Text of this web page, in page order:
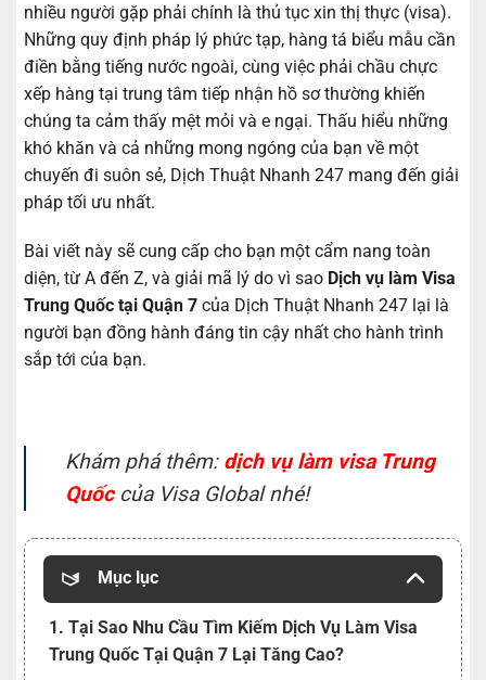
nhiều người gặp phải chính là thủ tục xin thị thực (visa).
Những quy định pháp lý phức tạp, hàng tá biểu mẫu cần
điền bằng tiếng nước ngoài, cùng việc phải chầu chực
xếp hàng tại trung tâm tiếp nhận hồ sơ thường khiến
chúng ta cảm thấy mệt mỏi và e ngại. Thấu hiểu những
khó khăn và cả những mong ngóng của bạn về một
chuyến đi suôn sẻ, Dịch Thuật Nhanh 247 mang đến giải
pháp tối ưu nhất.
Bài viết này sẽ cung cấp cho bạn một cẩm nang toàn
diện, từ A đến Z, và giải mã lý do vì sao Dịch vụ làm Visa
Trung Quốc tại Quận 7 của Dịch Thuật Nhanh 247 lại là
người bạn đồng hành đáng tin cậy nhất cho hành trình
sắp tới của bạn.
Khám phá thêm: dịch vụ làm visa Trung
Quốccủa Visa Global nhé!
Mục lục
1. Tại Sao Nhu Cầu Tìm Kiếm Dịch Vụ Làm Visa
Trung Quốc Tại Quận 7 Lại Tăng Cao?